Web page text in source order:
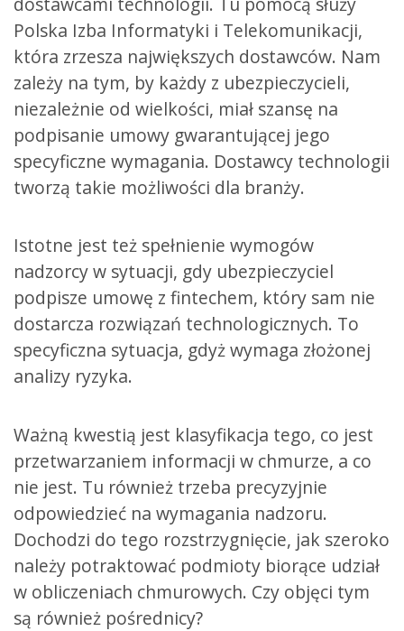
Polska Izba Informatyki i Telekomunikacji,
która zrzesza największych dostawców. Nam
zależy na tym, by każdy z ubezpieczycieli,
niezależnie od wielkości, miał szansę na
podpisanie umowy gwarantującej jego
specyficzne wymagania. Dostawcy technologii
tworzą takie możliwości dla branży.
Istotne jest też spełnienie wymogów
nadzorcy w sytuacji, gdy ubezpieczyciel
podpisze umowę z fintechem, który sam nie
dostarcza rozwiązań technologicznych. To
specyficzna sytuacja, gdyż wymaga złożonej
analizy ryzyka.
Ważną kwestią jest klasyfikacja tego, co jest
przetwarzaniem informacji w chmurze, a co
nie jest. Tu również trzeba precyzyjnie
odpowiedzieć na wymagania nadzoru.
Dochodzi do tego rozstrzygnięcie, jak szeroko
należy potraktować podmioty biorące udział
w obliczeniach chmurowych. Czy objęci tym
są również pośrednicy?